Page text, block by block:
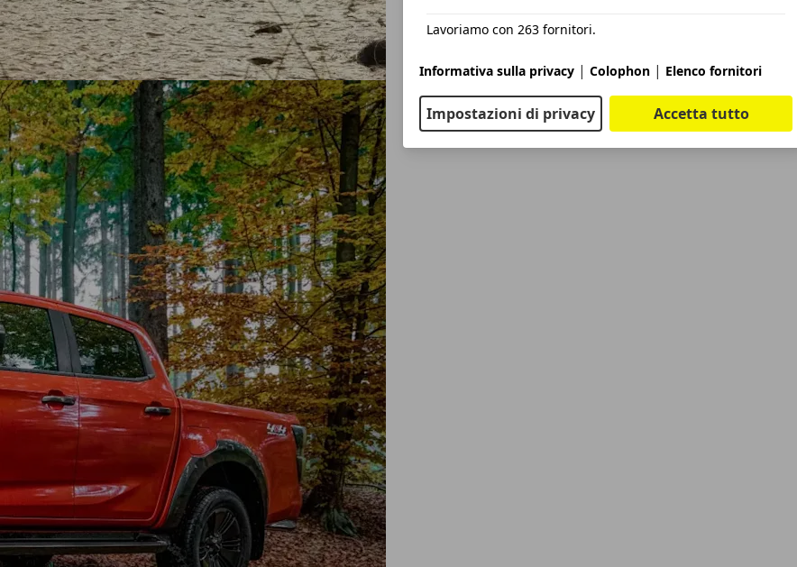
Lavoriamo con 263 fornitori.
Informativa sulla privacy | Colophon | Elenco fornitori
Impostazioni di privacy Accetta tutto